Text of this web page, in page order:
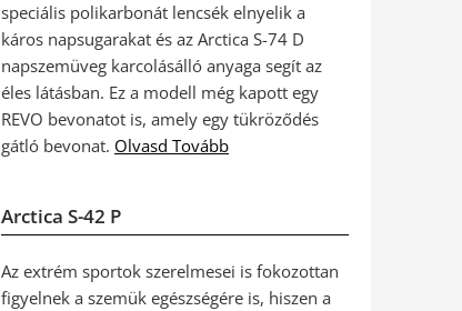
speciális polikarbonát lencsék elnyelik a
káros napsugarakat és az Arctica S-74 D
napszemüveg karcolásálló anyaga segít az
éles látásban. Ez a modell még kapott egy
REVO bevonatot is, amely egy tükröződés
gátló bevonat. Olvasd Tovább
Arctica S-42 P
Az extrém sportok szerelmesei is fokozottan
figyelnek a szemük egészségére is, hiszen a